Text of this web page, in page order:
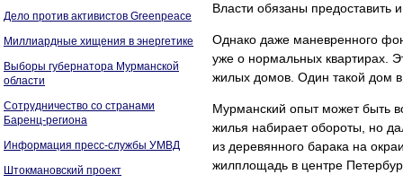
Дело против активистов Greenpeace
Миллиардные хищения в энергетике
Выборы губернатора Мурманской
области
Сотрудничество со странами
Баренц-региона
Информация пресс-службы УМВД
Штокмановский проект
Власти обязаны предоставить
Однако даже маневренного
уже о нормальных квартирах.
жилых домов. Один такой дом
Мурманский опыт может быть
жилья набирает обороты, но
из деревянного барака на
жилплощадь в центре